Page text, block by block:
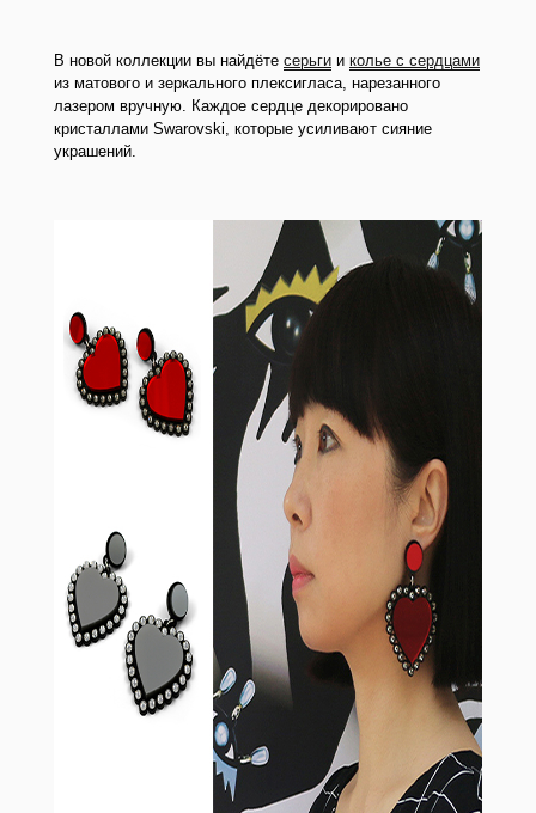
В новой коллекции вы найдёте серьги и колье с сердцами
из матового и зеркального плексигласа, нарезанного
лазером вручную. Каждое сердце декорировано
кристаллами Swarovski, которые усиливают сияние
украшений.